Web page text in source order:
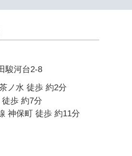
駿河台2-8
ノ水 徒歩 約2分
歩 約7分
神保町 徒歩 約11分